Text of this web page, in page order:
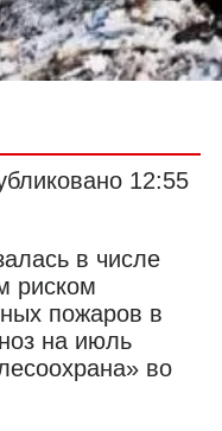
12:55
в числе
риском
пожаров в
на июль
во